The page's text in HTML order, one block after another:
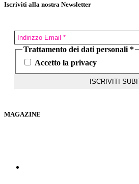
Iscriviti alla nostra Newsletter
Trattamento dei dati personali *
Accetto la privacy
MAGAZINE